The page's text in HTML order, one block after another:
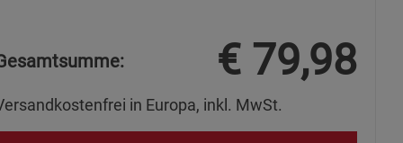
€ 79,98
in Europa, inkl. MwSt.